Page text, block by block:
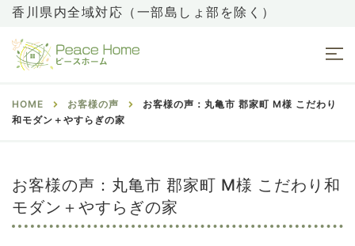
香川県内全域対応（一部島しょ部を除く）
HOME お客様の声
お客様の声：丸亀市 郡家町 M様 こだわり
和モダン＋やすらぎの家
お客様の声：丸亀市 郡家町 M様 こだわり和
モダン＋やすらぎの家